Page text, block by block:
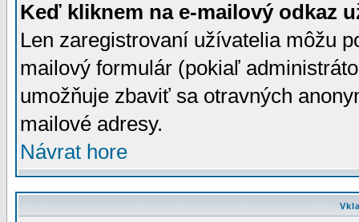
Keď kliknem na e-mailový odkaz
Len zaregistrovaní užívatelia môžu
mailový formulár (pokiaľ
umožňuje zbaviť sa otravných
mailové adresy.
Návrat hore